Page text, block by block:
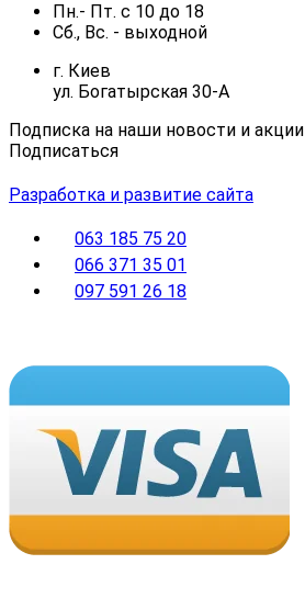
Пн.- Пт. с 10 до 18
Сб., Вс. - выходной
г. Киев
ул. Богатырская 30-А
Подписка на наши новости и акции
Подписаться
Разработка и развитие сайта
063 185 75 20
066 371 35 01
097 591 26 18